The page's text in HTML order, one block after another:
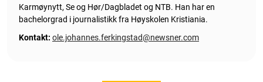
Karmøynytt, Se og Hør/Dagbladet og NTB. Han har en
bachelorgrad i journalistikk fra Høyskolen Kristiania.
Kontakt: ole.johannes.ferkingstad@newsner.com